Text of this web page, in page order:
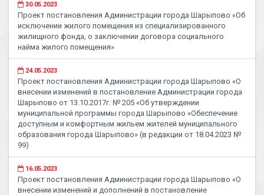
30.05.2023
Проект постановления Администрации города Шарыпово «Об
исключении жилого помещения из специализированного
жилищного фонда, о заключении договора социального
найма жилого помещения»
24.05.2023
Проект постановления Администрации города Шарыпово «О
внесении изменений в постановление Администрации города
Шарыпово от 13.10.2017г. № 205 «Об утверждении
муниципальной программы города Шарыпово «Обеспечение
доступным и комфортным жильем жителей муниципального
образования города Шарыпово» (в редакции от 18.04.2023 №
99)
16.05.2023
Проект постановления Администрации города Шарыпово «О
внесении изменений и дополнений в постановление